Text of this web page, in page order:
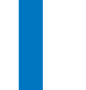
như hạt